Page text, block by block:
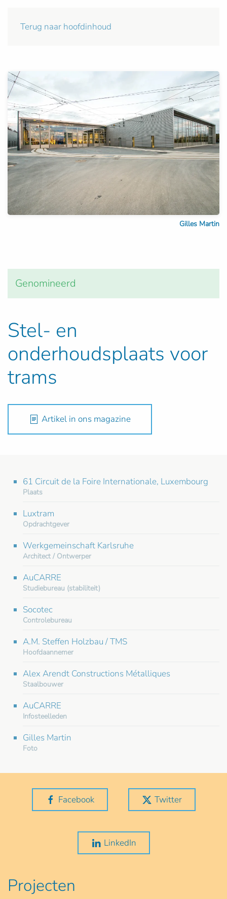
Terug naar hoofdinhoud
Gilles Martin
Genomineerd
Stel- en
onderhoudsplaats voor
trams
Artikel in ons magazine
61 Circuit de la Foire Internationale, Luxembourg
Plaats
Luxtram
Opdrachtgever
Werkgemeinschaft Karlsruhe
Architect / Ontwerper
AuCARRE
Studiebureau (stabiliteit)
Socotec
Controlebureau
A.M. Steffen Holzbau / TMS
Hoofdaannemer
Alex Arendt Constructions Métalliques
Staalbouwer
AuCARRE
Infosteelleden
Gilles Martin
Foto
Facebook Twitter
LinkedIn
Projecten